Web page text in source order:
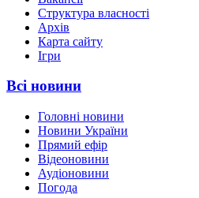
Структура власності
Архів
Карта сайту
Ігри
Всі новини
Головні новини
Новини України
Прямий ефір
Відеоновини
Аудіоновини
Погода